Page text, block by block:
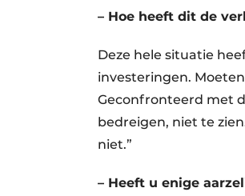
– Hoe heeft dit de
Deze hele situatie
investeringen.
Geconfronteerd met
bedreigen, niet te
niet.”
– Heeft u enige